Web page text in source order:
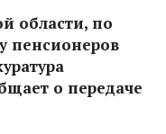
области, по
пенсионеров
о передаче